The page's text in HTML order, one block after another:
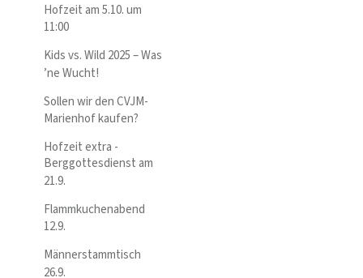
Hofzeit am 5.10. um
11:00
Kids vs. Wild 2025 – Was
’ne Wucht!
Sollen wir den CVJM-
Marienhof kaufen?
Hofzeit extra -
Berggottesdienst am
21.9.
Flammkuchenabend
12.9.
Männerstammtisch
26.9.